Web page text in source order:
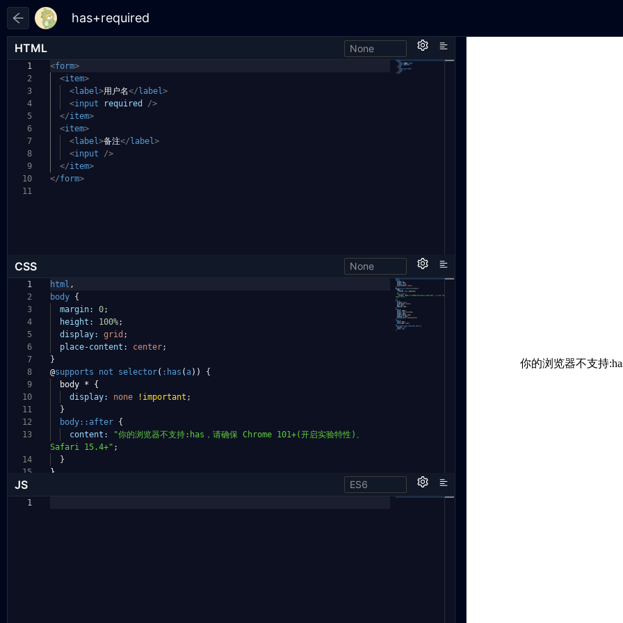
HTML None
1
2
3
4
5
6
7
8
9
10
11
<form>
<item>
<label>用户名</ label>
<input required
/>
</item>
<item>
<label>备注</ label>
<input
/>
</item>
</form>
CSS None
1
2
3
4
5
6
7
8
9
10
11
12
13
14
15
html ,
body {
margin:
0;
height:
100%;
display:
grid ;
place-content:
center;
}
@supports not selector( :has (a)) {
body * {
display:
none !important ;
}
body::after {
content:
"你的浏览器不支持:has，请确保 Chrome 101+(开启实验特性)、
Safari 15.4+" ;
}
}
JS ES6
1